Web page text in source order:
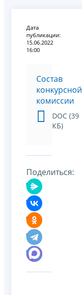
Дата
публикации:
15.06.2022
16:00
Состав
конкурсной
комиссии
DOC (39
КБ)
Поделиться: